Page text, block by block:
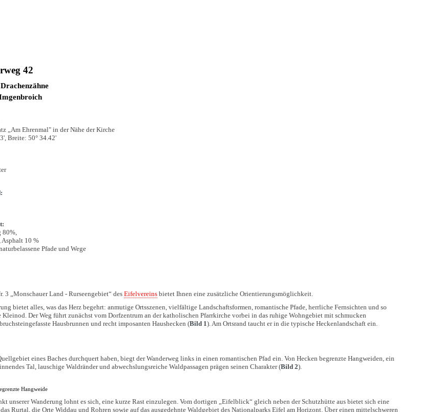
42
„Am Ehrenmal" in der Nähe der Kirche
Breite: 50° 34.42'
80%,
Asphalt 10 %
Pfade und Wege
3 „Monschauer Land - Rurseengebiet“ desEifelvereins bietet Ihnen eine zusätzliche Orientierungsmöglichkeit.
bietet alles, was das Herz begehrt: anmutige Ortsszenen, vielfältige Landschaftsformen, romantische Pfade, herrliche Fernsichten und so
Der Weg führt zunächst vom Dorfzentrum an der katholischen Pfarrkirche vorbei in das ruhige Wohngebiet mit schmucken
Hausbrunnen und recht imposanten Haushecken (Bild 1). Am Ortsrand taucht er in die typische Heckenlandschaft ein.
eines Baches durchquert haben, biegt der Wanderweg links in einen romantischen Pfad ein. Von Hecken begrenzte Hangweiden, ein
Tal, lauschige Waldränder und abwechslungsreiche Waldpassagen prägen seinen Charakter (Bild 2).
Hangweide
unserer Wanderung lohnt es sich, eine kurze Rast einzulegen. Vom dortigen „Eifelblick“ gleich neben der Schutzhütte aus bietet sich eine
Rurtal, die Orte Widdau und Rohren sowie auf das ausgedehnte Waldgebiet des Nationalparks Eifel am Horizont. Über einen mittelschweren